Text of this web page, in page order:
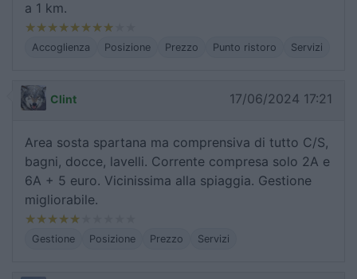
a 1 km.
Accoglienza Posizione Prezzo Punto ristoro Servizi
Clint 17/06/2024 17:21
Area sosta spartana ma comprensiva di tutto C/S,
bagni, docce, lavelli. Corrente compresa solo 2A e
6A + 5 euro. Vicinissima alla spiaggia. Gestione
migliorabile.
Gestione Posizione Prezzo Servizi